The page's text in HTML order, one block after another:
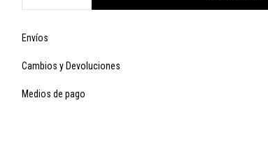
Envíos
Cambios y Devoluciones
Medios de pago